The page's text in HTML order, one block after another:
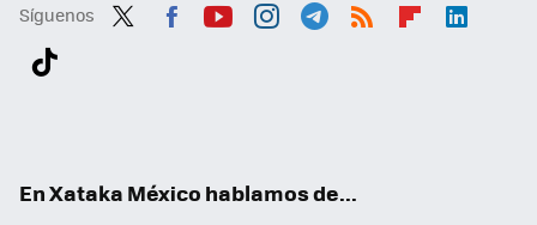
Síguenos
En Xataka México hablamos de...